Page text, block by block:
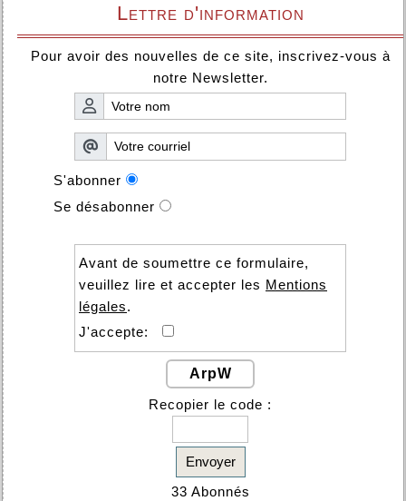
Lettre d'information
Pour avoir des nouvelles de ce site, inscrivez-vous à
notre Newsletter.
S'abonner
Se désabonner
Avant de soumettre ce formulaire,
veuillez lire et accepter les Mentions
légales.
J'accepte:
ArpW
Recopier le code :
Envoyer
33 Abonnés